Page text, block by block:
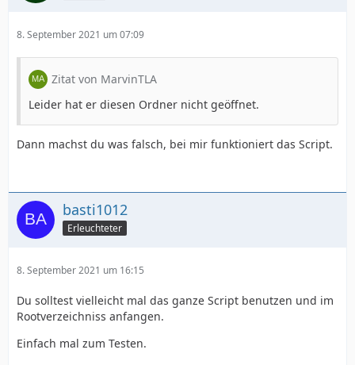
8. September 2021 um 07:09
Zitat von MarvinTLA
Leider hat er diesen Ordner nicht geöffnet.
Dann machst du was falsch, bei mir funktioniert das Script.
basti1012
Erleuchteter
8. September 2021 um 16:15
Du solltest vielleicht mal das ganze Script benutzen und im
Rootverzeichniss anfangen.
Einfach mal zum Testen.